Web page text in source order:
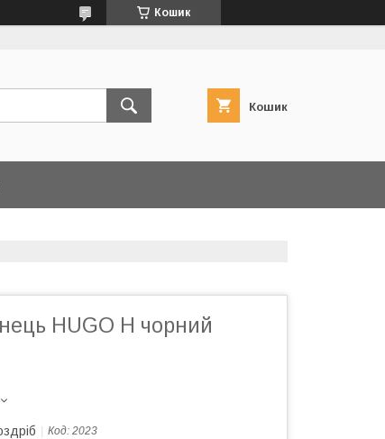
Кошик
Кошик
HUGO H чорний
Код: 2023